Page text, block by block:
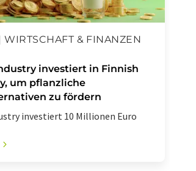
& FINANZEN
investiert in Finnish
um pflanzliche
zu fördern
investiert 10 Millionen Euro